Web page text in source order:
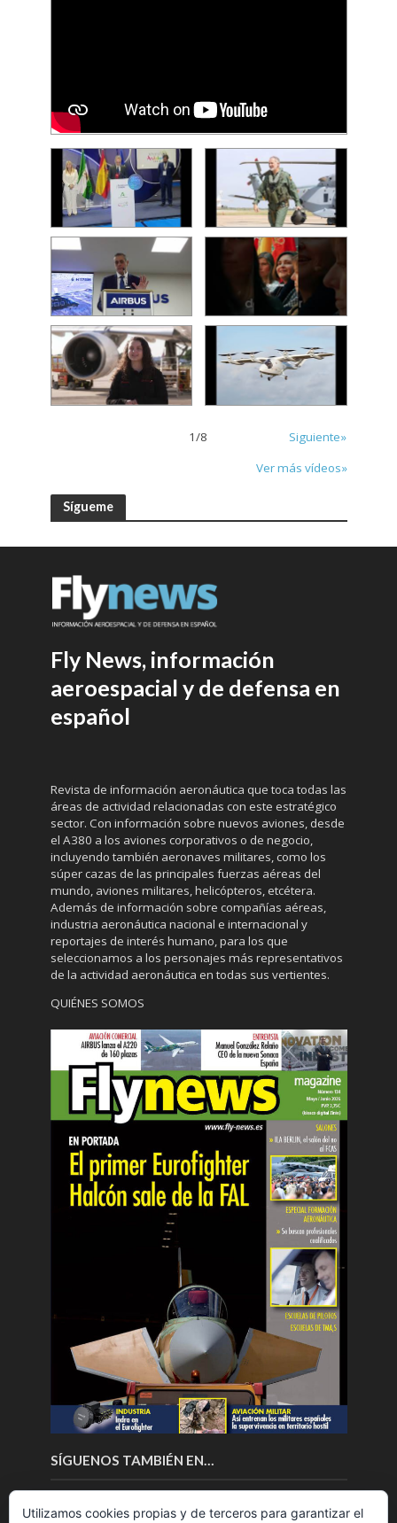
1/8
Siguiente»
Ver más vídeos»
Sígueme
Fly News, información
aeroespacial y de defensa en
español
Revista de información aeronáutica que toca todas las
áreas de actividad relacionadas con este estratégico
sector. Con información sobre nuevos aviones, desde
el A380 a los aviones corporativos o de negocio,
incluyendo también aeronaves militares, como los
súper cazas de las principales fuerzas aéreas del
mundo, aviones militares, helicópteros, etcétera.
Además de información sobre compañías aéreas,
industria aeronáutica nacional e internacional y
reportajes de interés humano, para los que
seleccionamos a los personajes más representativos
de la actividad aeronáutica en todas sus vertientes.
QUIÉNES SOMOS
SÍGUENOS TAMBIÉN EN…
Utilizamos cookies propias y de terceros para garantizar el